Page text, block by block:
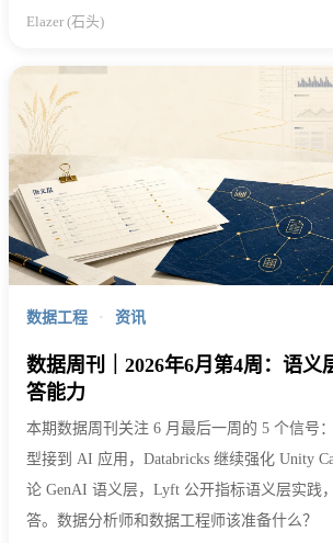
Elazer (石头)
数据工程 · 资讯
数据周刊｜2026年6月第4周：语义
答能力
本期数据周刊关注 6 月最后一周的 5 个信号
型接到 AI 应用，Databricks 继续强化 Unity
论 GenAI 语义层，Lyft 公开指标语义层实践
答。数据分析师和数据工程师该准备什么？